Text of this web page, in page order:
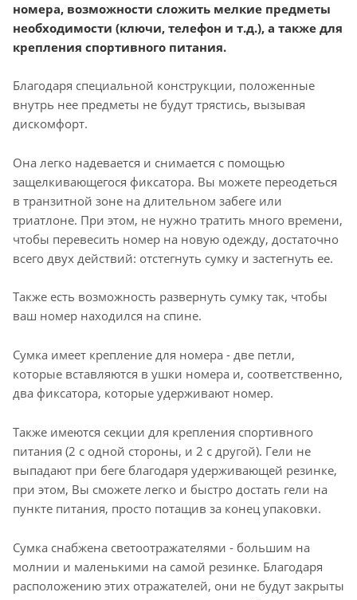
номера, возможности сложить мелкие предметы
необходимости (ключи, телефон и т.д.), а также для
крепления спортивного питания.
Благодаря специальной конструкции, положенные
внутрь нее предметы не будут трястись, вызывая
дискомфорт.
Она легко надевается и снимается с помощью
защелкивающегося фиксатора. Вы можете переодеться
в транзитной зоне на длительном забеге или
триатлоне. При этом, не нужно тратить много времени,
чтобы перевесить номер на новую одежду, достаточно
всего двух действий: отстегнуть сумку и застегнуть ее.
Также есть возможность развернуть сумку так, чтобы
ваш номер находился на спине.
Сумка имеет крепление для номера - две петли,
которые вставляются в ушки номера и, соответственно,
два фиксатора, которые удерживают номер.
Также имеются секции для крепления спортивного
питания (2 с одной стороны, и 2 с другой). Гели не
выпадают при беге благодаря удерживающей резинке,
при этом, Вы сможете легко и быстро достать гели на
пункте питания, просто потащив за конец упаковки.
Сумка снабжена светоотражателями - большим на
молнии и маленькими на самой резинке. Благодаря
расположению этих отражателей, они не будут закрыты